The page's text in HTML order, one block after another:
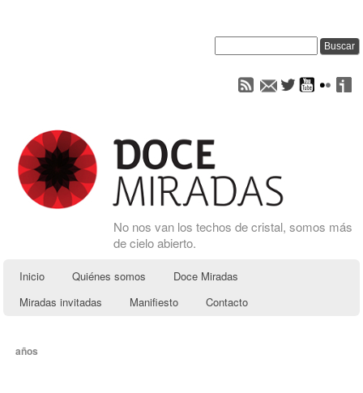
No nos van los techos de cristal, somos más
de cielo abierto.
Inicio Quiénes somos
Doce Miradas
Miradas invitadas
Manifiesto Contacto
años